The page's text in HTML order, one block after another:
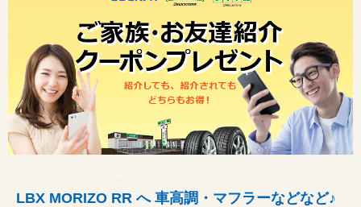
LBX MORIZO RR へ 車高調・マフラーなどなど♪